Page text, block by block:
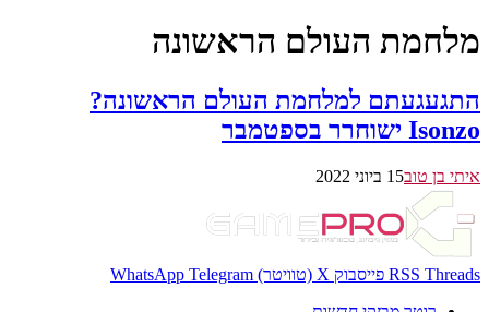
מלחמת העולם הראשונה
התגעגעתם למלחמת העולם הראשונה?
Isonzo ישוחרר בספטמבר
איתי בן טוב15 ביוני 2022
RSS Threads פייסבוק X (טוויטר) WhatsApp Telegram